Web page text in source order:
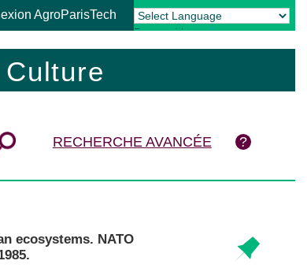
AgroParisTech
Powered by Translate
RECHERCHE AVANCÉE
ecosystems. NATO